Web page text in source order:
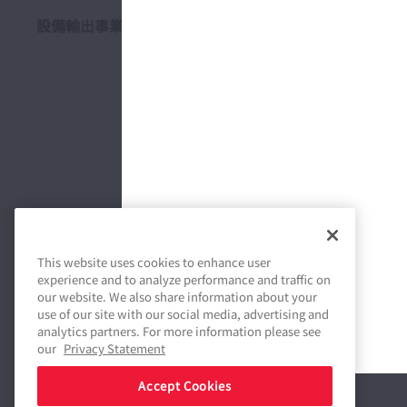
This website uses cookies to enhance user
experience and to analyze performance and traffic on
our website. We also share information about your
use of our site with our social media, advertising and
analytics partners. For more information please see
our Privacy Statement
Accept Cookies